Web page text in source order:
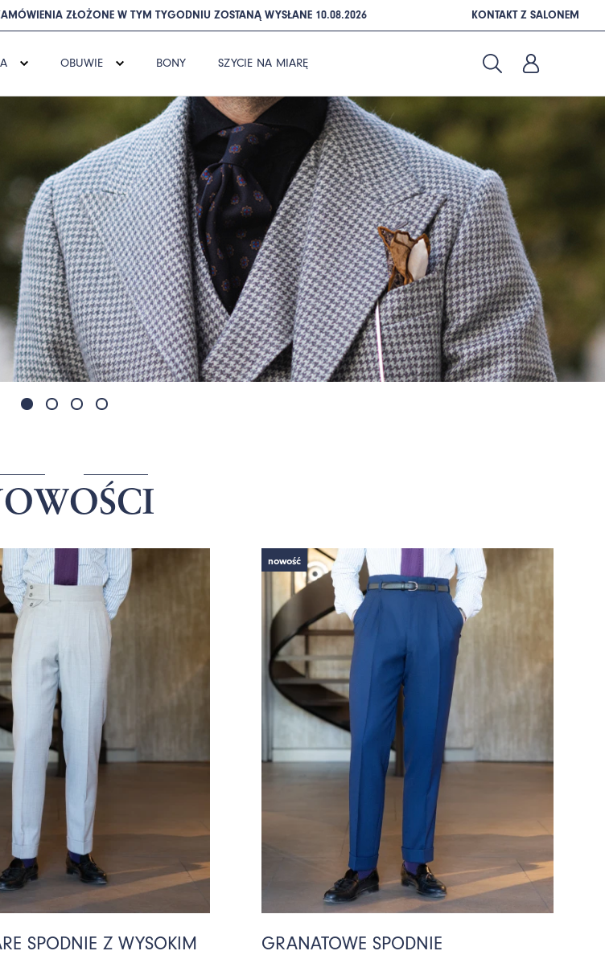
ZŁOŻONE W TYM TYGODNIU ZOSTANĄ WYSŁANE 10.08.2026 KONTAKT Z SALONEM
OBUWIE BONY SZYCIE NA MIARĘ
SPODNIE Z WYSOKIM
GRANATOWE SPODNIE
nowość